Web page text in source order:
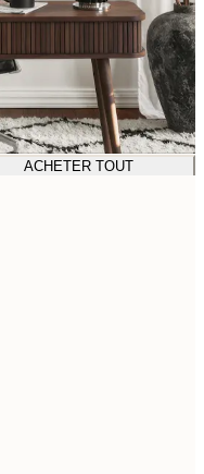
ACHETER TOUT